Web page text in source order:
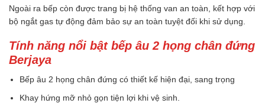
Ngoài ra bếp còn được trang bị hệ thống van an toàn, kết hợp với
bộ ngắt gas tự động đảm bảo sự an toàn tuyệt đối khi sử dụng.
Tính năng nổi bật bếp âu 2 họng chân đứng
Berjaya
Bếp âu 2 họng chân đứng có thiết kế hiện đại, sang trọng
Khay hứng mỡ nhỏ gọn tiện lợi khi vệ sinh.